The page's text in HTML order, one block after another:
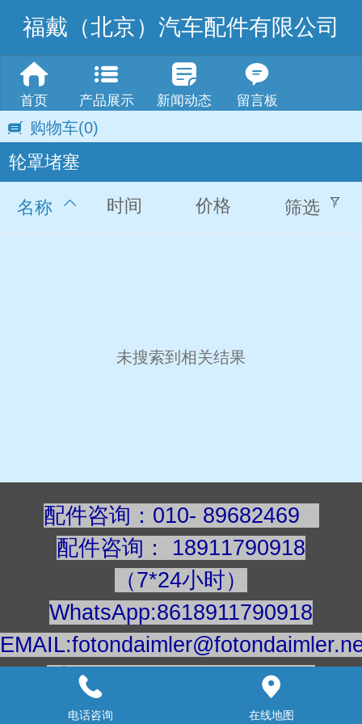
福戴（北京）汽车配件有限公司
首页 产品展示 新闻动态 留言板
购物车(0)
轮罩堵塞
名称 时间 价格 筛选
未搜索到相关结果
配件咨询：010- 89682469
配件咨询 ： 18911790918
（7*24小时）
WhatsApp:8618911790918
手机/微信：18911790918
建议用电脑浏览更清楚
电话咨询 在线地图